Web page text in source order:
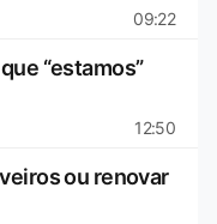
09:22
“estamos”
12:50
ou renovar